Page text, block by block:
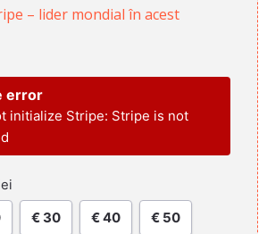
– lider mondial în acest
error
initialize Stripe: Stripe is not
€ 30 € 40 € 50